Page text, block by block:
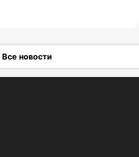
Все новости